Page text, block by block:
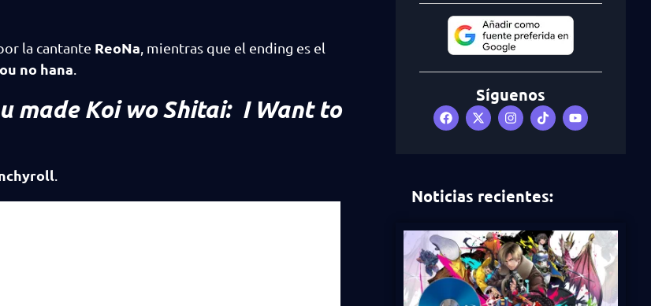
la cantante ReoNa, mientras que el ending es el
no hana.
made Koi wo Shitai: I Want to
.
Síguenos
Noticias recientes: